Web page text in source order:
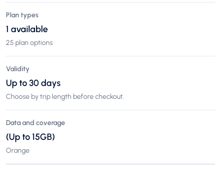
Plan types
1 available
25 plan options
Validity
Up to 30 days
Choose by trip length before checkout.
Data and coverage
(Up to 15GB)
Orange